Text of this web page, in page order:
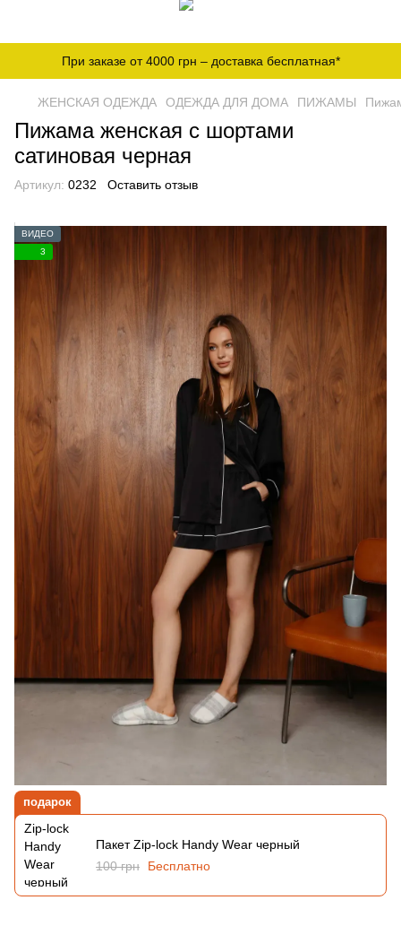
При заказе от 4000 грн – доставка бесплатная*
ЖЕНСКАЯ ОДЕЖДА ОДЕЖДА ДЛЯ ДОМА ПИЖАМЫ
Пижама женская с шортами
сатиновая черная
Артикул: 0232 Оставить отзыв
ВИДЕО
3
подарок
Пакет Zip-lock Handy Wear черный
100 грн
Бесплатно